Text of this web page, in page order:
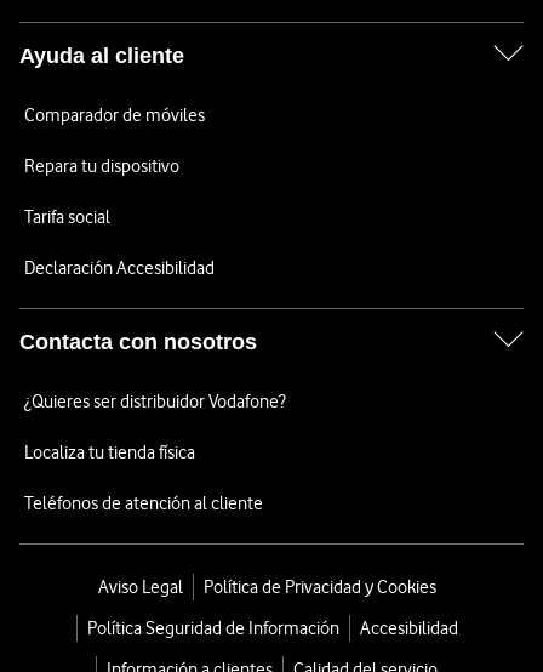
Ayuda al cliente
Comparador de móviles
Repara tu dispositivo
Tarifa social
Declaración Accesibilidad
Contacta con nosotros
¿Quieres ser distribuidor Vodafone?
Localiza tu tienda física
Teléfonos de atención al cliente
Aviso Legal
Política de Privacidad y Cookies
Política Seguridad de Información
Accesibilidad